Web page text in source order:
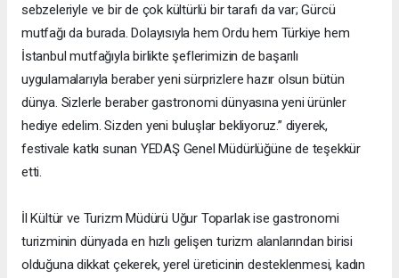
sebzeleriyle ve bir de çok kültürlü bir tarafı da var; Gürcü
mutfağı da burada. Dolayısıyla hem Ordu hem Türkiye hem
İstanbul mutfağıyla birlikte şeflerimizin de başarılı
uygulamalarıyla beraber yeni sürprizlere hazır olsun bütün
dünya. Sizlerle beraber gastronomi dünyasına yeni ürünler
hediye edelim. Sizden yeni buluşlar bekliyoruz.” diyerek,
festivale katkı sunan YEDAŞ Genel Müdürlüğüne de teşekkür
etti.
İl Kültür ve Turizm Müdürü Uğur Toparlak ise gastronomi
turizminin dünyada en hızlı gelişen turizm alanlarından birisi
olduğuna dikkat çekerek, yerel üreticinin desteklenmesi, kadın